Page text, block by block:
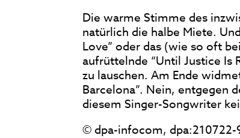
Die warme Stimme des
natürlich die halbe Miete.
Love” oder das (wie so oft
aufrüttelnde “Until Justice Is
zu lauschen. Am Ende
Barcelona”. Nein, entgegen
diesem Singer-Songwriter
© dpa-infocom,